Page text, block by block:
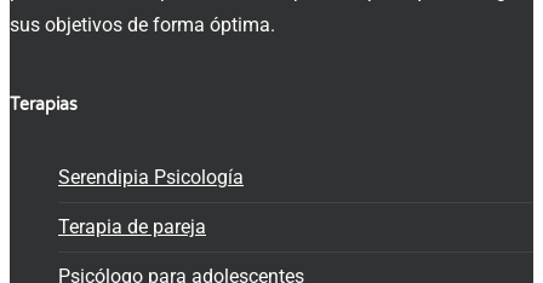
sus objetivos de forma óptima.
Terapias
Serendipia Psicología
Terapia de pareja
Psicólogo para adolescentes